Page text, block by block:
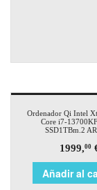
Ordenador Qi Intel
Core i7-
SSD1TBm.2
1999,00
Añadir al